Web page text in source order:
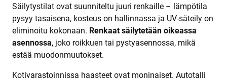
Säilytystilat ovat suunniteltu juuri renkaille – lämpötila
pysyy tasaisena, kosteus on hallinnassa ja UV-säteily on
eliminoitu kokonaan. Renkaat säilytetään oikeassa
asennossa, joko roikkuen tai pystyasennossa, mikä
estää muodonmuutokset.
Kotivarastoinnissa haasteet ovat moninaiset. Autotalli